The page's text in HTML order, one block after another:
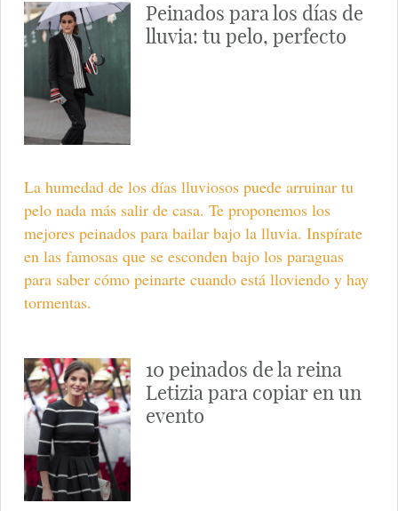
Peinados para los días de
lluvia: tu pelo, perfecto
La humedad de los días lluviosos puede arruinar tu
pelo nada más salir de casa. Te proponemos los
mejores peinados para bailar bajo la lluvia. Inspírate
en las famosas que se esconden bajo los paraguas
para saber cómo peinarte cuando está lloviendo y hay
tormentas.
10 peinados de la reina
Letizia para copiar en un
evento